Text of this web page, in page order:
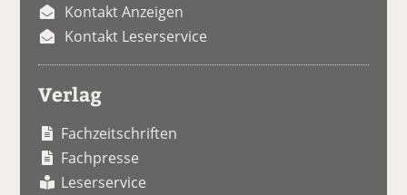
Kontakt Anzeigen
Kontakt Leserservice
Verlag
Fachzeitschriften
Fachpresse
Leserservice